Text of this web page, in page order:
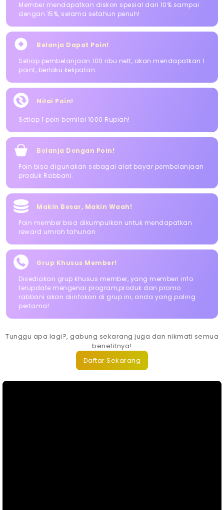
Member mendapatkan diskon spesial dari 10% sampai
dengan 15%, selama setahun penuh!
Belanja Dapat Poin!
Setiap pembelanjaan 100 ribu nett, akan mendapatkan 1
point, berlaku kelipatan.
Nilai Poin!
Setiap 1 poin bernilai 1000 Rupiah!
Belanja Dengan Poin!
Poin bisa digunakan sebagai alat bayar pembelanjaan
produk Rabbani.
Makin Besar, Makin Waah!
Poin member bisa dikumpulkan untuk mendapatkan
reward umroh tahunan
Grup Khusus Member!
Disediakan grup khusus member, yang memberi info
terupdate mengenai program,produk dan promo
rabbani akan diinfokan di grup ini, anda yang paling
pertama!
Tunggu apa lagi?, gabung sekarang juga dan nikmati semua
benefitnya!
Daftar Sekarang